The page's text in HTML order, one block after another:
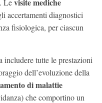
Le
accertamenti diagnostici
fisiologica, per ciascun
includere tutte le prestazioni
dell’evoluzione della
di malattie
che comportino un